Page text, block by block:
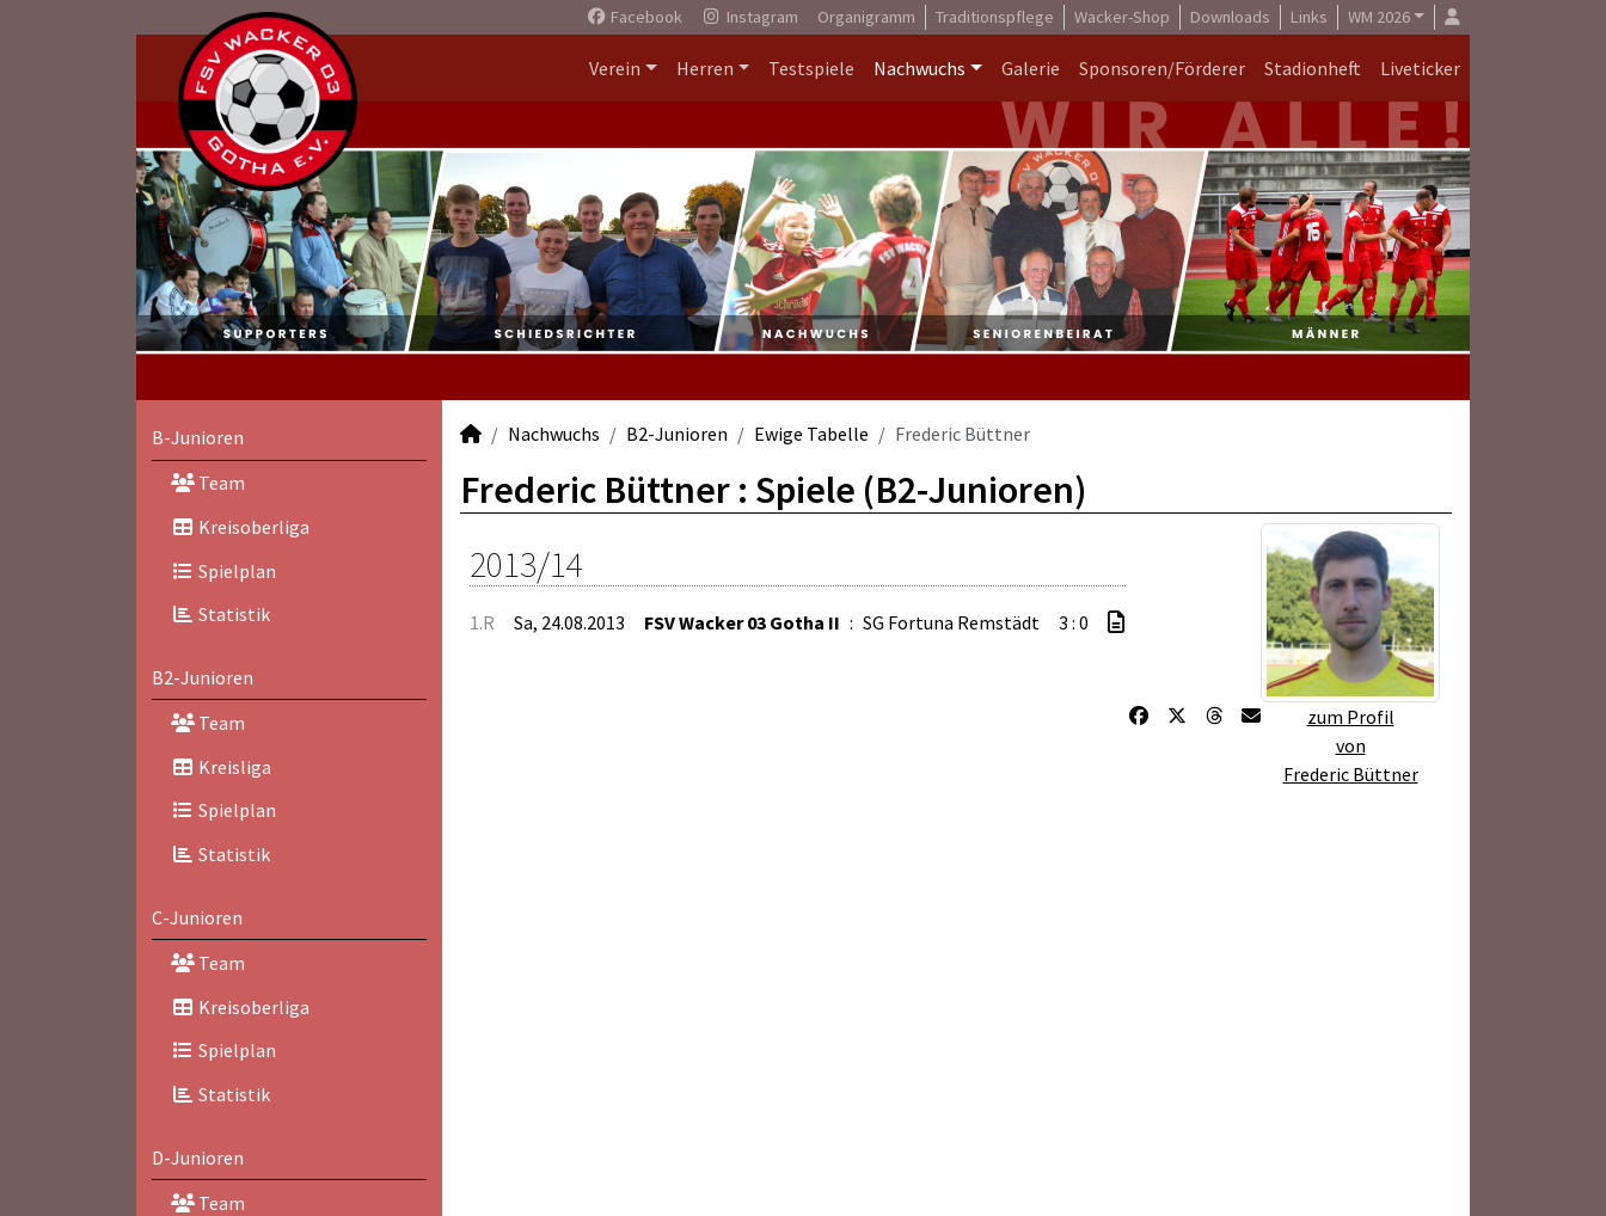
Facebook Instagram Organigramm Traditionspflege Wacker-Shop Downloads Links WM 2026
Verein Herren Testspiele Nachwuchs Galerie Sponsoren/Förderer Stadionheft Liveticker
B-Junioren
Team
Kreisoberliga
Spielplan
Statistik
B2-Junioren
Team
Kreisliga
Spielplan
Statistik
C-Junioren
Team
Kreisoberliga
Spielplan
Statistik
D-Junioren
Team
Nachwuchs B2-Junioren Ewige Tabelle Frederic Büttner
Frederic Büttner : Spiele (B2-Junioren)
zum Profil
von
Frederic Büttner
2013/14
1.R Sa, 24.08.2013 FSV Wacker 03 Gotha II : SG Fortuna Remstädt 3 : 0